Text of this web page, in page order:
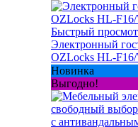
Быстрый
Электронный
OZLocks HL-
Новинка
Выгодно!